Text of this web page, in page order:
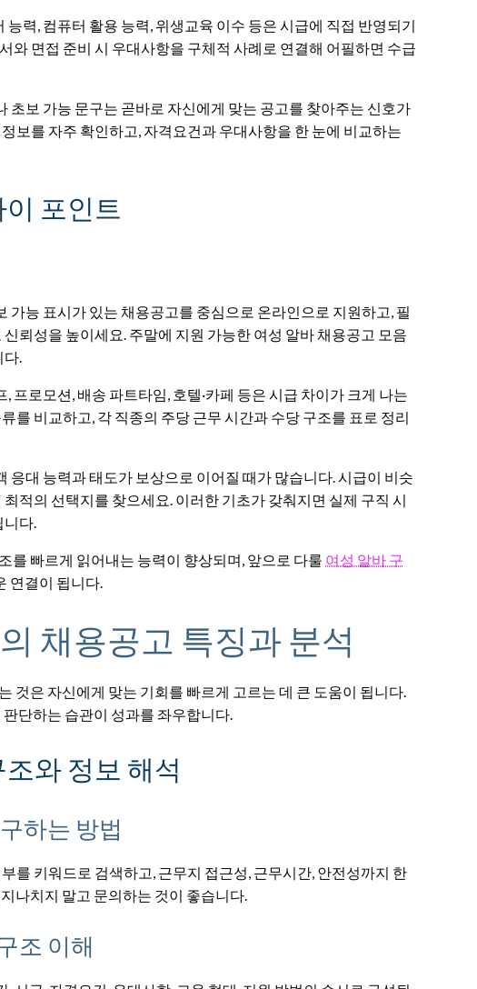
력, 컴퓨터 활용 능력, 위생교육 이수 등은 시급에 직접 반영되기
와 면접 준비 시 우대사항을 구체적 사례로 연결해 어필하면 수급
초보 가능 문구는 곧바로 자신에게 맞는 공고를 찾아주는 신호가
보를 자주 확인하고, 자격요건과 우대사항을 한 눈에 비교하는
포인트
가능 표시가 있는 채용공고를 중심으로 온라인으로 지원하고, 필
뢰성을 높이세요. 주말에 지원 가능한 여성 알바 채용공고 모음
다.
프로모션, 배송 파트타임, 호텔·카페 등은 시급 차이가 크게 나는
를 비교하고, 각 직종의 주당 근무 시간과 수당 구조를 표로 정리
응대 능력과 태도가 보상으로 이어질 때가 많습니다. 시급이 비슷
적의 선택지를 찾으세요. 이러한 기초가 갖춰지면 실제 구직 시
니다.
를 빠르게 읽어내는 능력이 향상되며, 앞으로 다룰 여성 알바 구
연결이 됩니다.
채용공고 특징과 분석
것은 자신에게 맞는 기회를 빠르게 고르는 데 큰 도움이 됩니다.
단하는 습관이 성과를 좌우합니다.
와 정보 해석
하는 방법
를 키워드로 검색하고, 근무지 접근성, 근무시간, 안전성까지 한
나치지 말고 문의하는 것이 좋습니다.
조 이해